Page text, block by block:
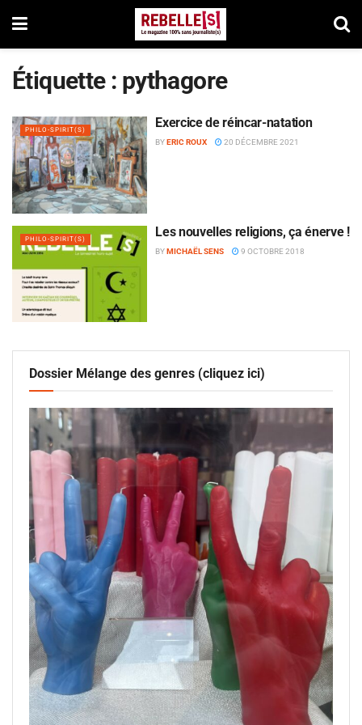
Étiquette : pythagore
PHILO-SPIRIT(S) Exercice de réincar-natation
BYERIC ROUX 20 DÉCEMBRE 2021
PHILO-SPIRIT(S) Les nouvelles religions, ça énerve !
BYMICHAËL SENS 9 OCTOBRE 2018
Dossier Mélange des genres (cliquez ici)